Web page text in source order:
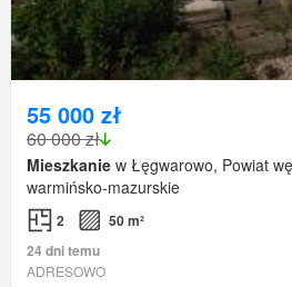
55 000 zł
60 000 zł
Mieszkanie w Łęgwarowo, Powiat
warmińsko-mazurskie
2
50 m²
24 dni temu
ADRESOWO